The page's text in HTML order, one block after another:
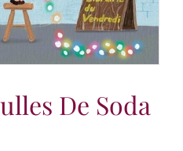
De Soda